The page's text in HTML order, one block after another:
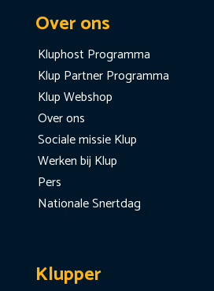
Over ons
Kluphost Programma
Klup Partner Programma
Klup Webshop
Over ons
Sociale missie Klup
Werken bij Klup
Pers
Nationale Snertdag
Klupper